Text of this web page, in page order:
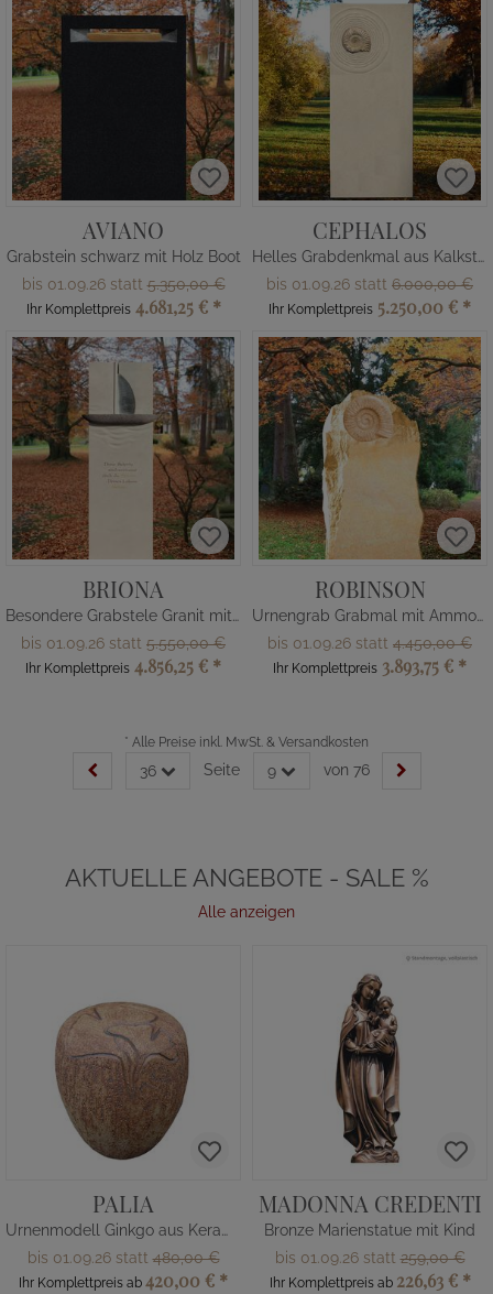
AVIANO
Grabstein schwarz mit Holz Boot
bis 01.09.26 statt5.350,00 €
Ihr Komplettpreis 4.681,25 € *
CEPHALOS
Helles Grabdenkmal aus Kalkstein mit echtem Ammoniten
bis 01.09.26 statt 6.000,00 €
Ihr Komplettpreis 5.250,00 € *
BRIONA
Besondere Grabstele Granit mit Boot
bis 01.09.26 statt 5.550,00 €
Ihr Komplettpreis 4.856,25 € *
ROBINSON
Urnengrab Grabmal mit Ammonit
bis 01.09.26 statt 4.450,00 €
Ihr Komplettpreis 3.893,75 € *
* Alle Preise inkl. MwSt. & Versandkosten
36 Seite 9 von 76
AKTUELLE ANGEBOTE - SALE %
Alle anzeigen
PALIA
Urnenmodell Ginkgo aus Keramik
bis 01.09.26 statt480,00 €
Ihr Komplettpreis ab 420,00 € *
MADONNA CREDENTI
Bronze Marienstatue mit Kind
bis 01.09.26 statt259,00 €
Ihr Komplettpreis ab 226,63 € *